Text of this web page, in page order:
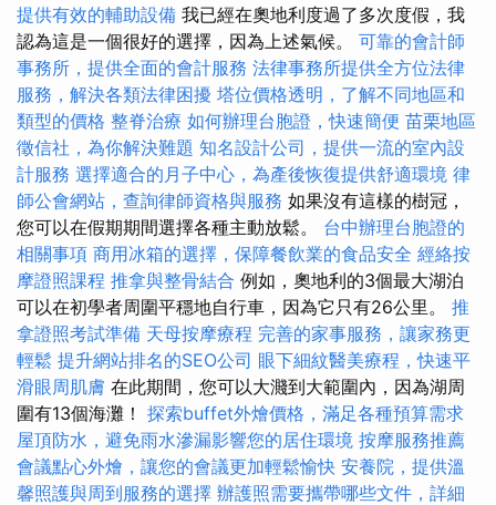
提供有效的輔助設備 我已經在奧地利度過了多次度假，我
認為這是一個很好的選擇，因為上述氣候。 可靠的會計師
事務所，提供全面的會計服務 法律事務所提供全方位法律
服務，解決各類法律困擾 塔位價格透明，了解不同地區和
類型的價格 整脊治療 如何辦理台胞證，快速簡便 苗栗地區
徵信社，為你解決難題 知名設計公司，提供一流的室內設
計服務 選擇適合的月子中心，為產後恢復提供舒適環境 律
師公會網站，查詢律師資格與服務 如果沒有這樣的樹冠，
您可以在假期期間選擇各種主動放鬆。 台中辦理台胞證的
相關事項 商用冰箱的選擇，保障餐飲業的食品安全 經絡按
摩證照課程 推拿與整骨結合 例如，奧地利的3個最大湖泊
可以在初學者周圍平穩地自行車，因為它只有26公里。 推
拿證照考試準備 天母按摩療程 完善的家事服務，讓家務更
輕鬆 提升網站排名的SEO公司 眼下細紋醫美療程，快速平
滑眼周肌膚 在此期間，您可以大濺到大範圍內，因為湖周
圍有13個海灘！ 探索buffet外燴價格，滿足各種預算需求
屋頂防水，避免雨水滲漏影響您的居住環境 按摩服務推薦
會議點心外燴，讓您的會議更加輕鬆愉快 安養院，提供溫
馨照護與周到服務的選擇 辦護照需要攜帶哪些文件，詳細